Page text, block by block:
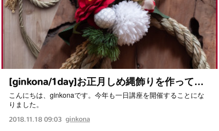
[ginkona/1day]お正月しめ縄飾りを作って…
こんにちは、ginkonaです。今年も一日講座を開催することにな
りました。
2018.11.18 09:03 ginkona